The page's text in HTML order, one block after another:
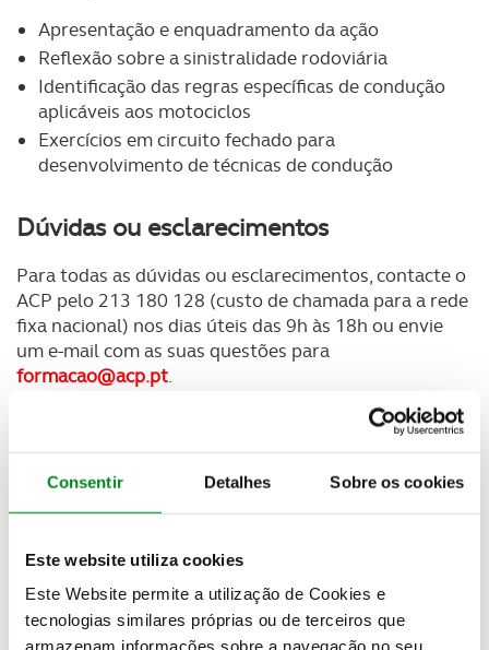
Consentir Detalhes Sobre os cookies
Este website utiliza cookies
Este Website permite a utilização de Cookies e
tecnologias similares próprias ou de terceiros que
armazenam informações sobre a navegação no seu
Apresentação e enquadramento da ação
Reflexão sobre a sinistralidade rodoviária
Identificação das regras específicas de condução
aplicáveis aos motociclos
Exercícios em circuito fechado para
desenvolvimento de técnicas de condução
Dúvidas ou esclarecimentos
Para todas as dúvidas ou esclarecimentos, contacte o
ACP pelo 213 180 128 (custo de chamada para a rede
fixa nacional) nos dias úteis das 9h às 18h ou envie
um e-mail com as suas questões para
formacao@acp.pt.
Ficha do curso condução de motos 125
Veja também